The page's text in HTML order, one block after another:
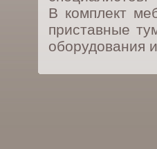
В комплект
приставные
оборудования